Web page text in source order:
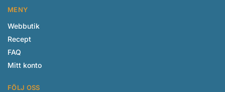
MENY
Webbutik
Recept
FAQ
Mitt konto
FÖLJ OSS